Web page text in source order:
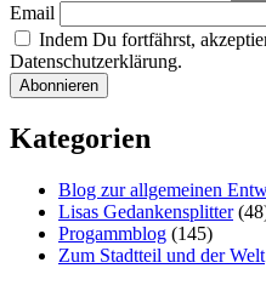
Email
Indem Du fortfährst,
Datenschutzerklärung.
Kategorien
Blog zur allgemeinen
Lisas Gedankensplitter
Progammblog (145)
Zum Stadtteil und der Welt